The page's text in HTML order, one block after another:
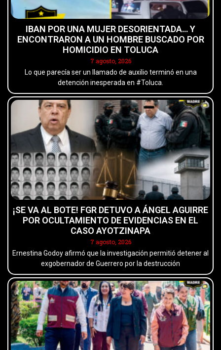
IBAN POR UNA MUJER DESORIENTADA… Y
ENCONTRARON A UN HOMBRE BUSCADO POR
HOMICIDIO EN TOLUCA
7 agosto, 2026
Lo que parecía ser un llamado de auxilio terminó en una
detención inesperada en #Toluca.
¡SE VA AL BOTE! FGR DETUVO A ÁNGEL AGUIRRE
POR OCULTAMIENTO DE EVIDENCIAS EN EL
CASO AYOTZINAPA
7 agosto, 2026
Ernestina Godoy afirmó que la investigación permitió detener al
exgobernador de Guerrero por la destrucción